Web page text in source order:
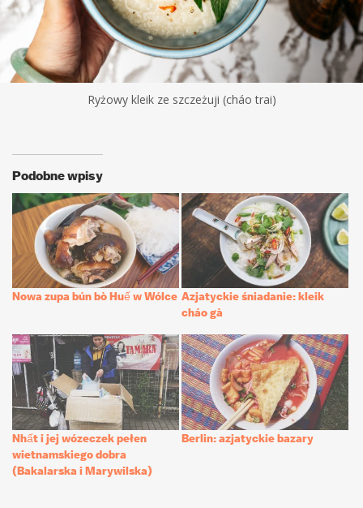
Ryżowy kleik ze szczeżuji (cháo trai)
Podobne wpisy
Nowa zupa bún bò Huế w Wólce Azjatyckie śniadanie: kleik
cháo gà
Nhất i jej wózeczek pełen
wietnamskiego dobra
(Bakalarska i Marywilska)
Berlin: azjatyckie bazary